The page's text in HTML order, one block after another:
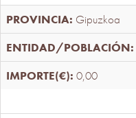
Gipuzkoa
0,00